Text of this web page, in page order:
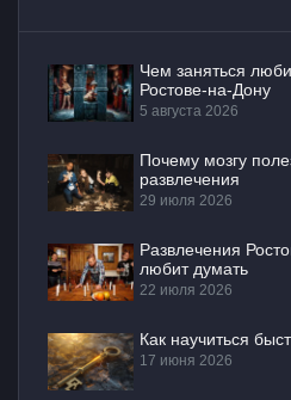
Чем заняться
Ростове-на-Дону
5 августа 2026
Почему мозгу
развлечения
29 июля 2026
Развлечения
любит думать
22 июля 2026
Как научиться
17 июня 2026